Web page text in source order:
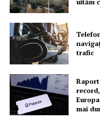
trafic
mai